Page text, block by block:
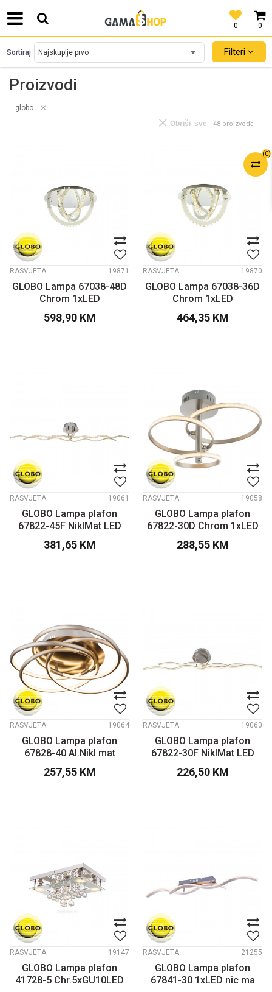
0
0
SIGURNO PLAĆANJE PLATNIM KARTICAMA!
(0)
Proizvodi
Sortiraj Filteri
globo
48 proizvoda
Obriši sve
RASVJETA 19871
GLOBO Lampa 67038-48D
Chrom 1xLED
598,90 KM
RASVJETA 19870
GLOBO Lampa 67038-36D
Chrom 1xLED
464,35 KM
RASVJETA 19061
GLOBO Lampa plafon
67822-45F NiklMat LED
381,65 KM
RASVJETA 19058
GLOBO Lampa plafon
67822-30D Chrom 1xLED
288,55 KM
RASVJETA 19064
GLOBO Lampa plafon
67828-40 Al.Nikl mat
257,55 KM
RASVJETA 19060
GLOBO Lampa plafon
67822-30F NiklMat LED
226,50 KM
RASVJETA 19147
GLOBO Lampa plafon
41728-5 Chr.5xGU10LED
RASVJETA 21255
GLOBO Lampa plafon
67841-30 1xLED nic ma